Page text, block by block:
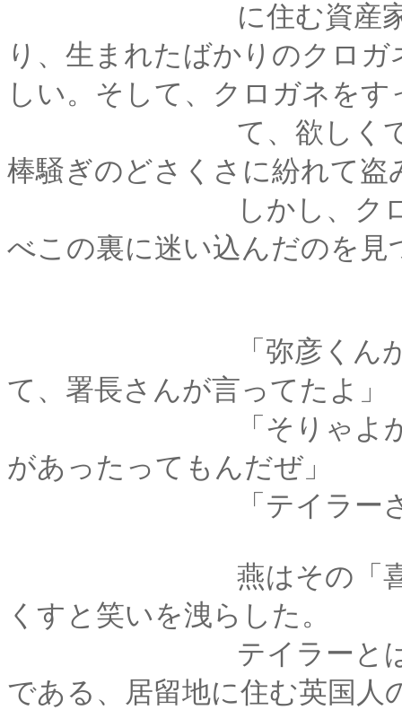
に住む資産家の娘で
り、生まれたばかりのクロ
しい。そして、クロガネを
て、欲しくて欲し
棒騒ぎのどさくさに紛れて盗
しかし、クロガネは
べこの裏に迷い込んだのを
「弥彦くんが聞いた
て、署長さんが言ってたよ」
「そりゃよかった･･
があったってもんだぜ」
「テイラーさん、と
燕はその「喜びよう
くすと笑いを洩らした。
テイラーとは、クロ
である、居留地に住む英国人